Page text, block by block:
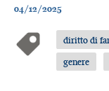
04/12/2025
diritto di
genere